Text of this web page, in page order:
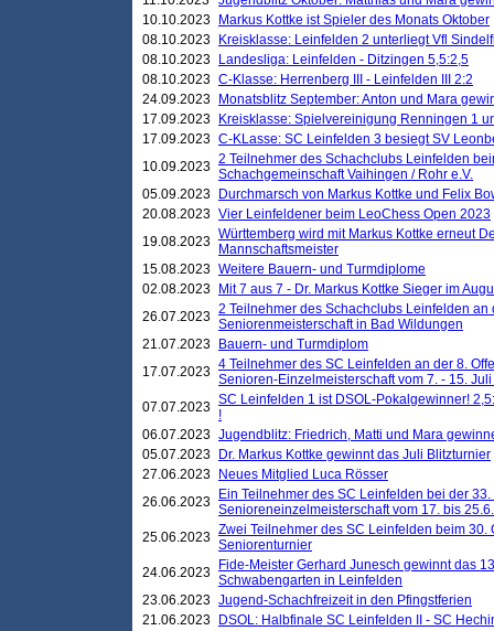
10.10.2023
Markus Kottke ist Spieler des Monats Oktober
08.10.2023
Kreisklasse: Leinfelden 2 unterliegt Vfl
08.10.2023
Landesliga: Leinfelden - Ditzingen 5,5:2,5
08.10.2023 C-Klasse: Herrenberg III - Leinfelden III 2:2
24.09.2023
Monatsblitz September: Anton und Mara
17.09.2023
Kreisklasse: Spielvereinigung Renningen 1
17.09.2023 C-KLasse: SC Leinfelden 3 besiegt SV
10.09.2023 2 Teilnehmer des Schachclubs Leinfelden
Schachgemeinschaft Vaihingen / Rohr e.V.
05.09.2023
Durchmarsch von Markus Kottke und Felix
20.08.2023 Vier Leinfeldener beim LeoChess Open 2023
19.08.2023 Württemberg wird mit Markus Kottke erneut
Mannschaftsmeister
15.08.2023 Weitere Bauern- und Turmdiplome
02.08.2023
Mit 7 aus 7 - Dr. Markus Kottke Sieger im
26.07.2023 2 Teilnehmer des Schachclubs Leinfelden an
Seniorenmeisterschaft in Bad Wildungen
21.07.2023
Bauern- und Turmdiplom
17.07.2023 4 Teilnehmer des SC Leinfelden an der 8.
Senioren-Einzelmeisterschaft vom 7. - 15.
07.07.2023 SC Leinfelden 1 ist DSOL-Pokalgewinner!
!
06.07.2023 Jugendblitz: Friedrich, Matti und Mara
05.07.2023
Dr. Markus Kottke gewinnt das Juli Blitzturnier
27.06.2023
Neues Mitglied Luca Rösser
26.06.2023
Ein Teilnehmer des SC Leinfelden bei der
Senioreneinzelmeisterschaft vom 17. bis
25.06.2023 Zwei Teilnehmer des SC Leinfelden beim
Seniorenturnier
24.06.2023
Fide-Meister Gerhard Junesch gewinnt das
Schwabengarten in Leinfelden
23.06.2023 Jugend-Schachfreizeit in den Pfingstferien
21.06.2023
DSOL: Halbfinale SC Leinfelden II - SC